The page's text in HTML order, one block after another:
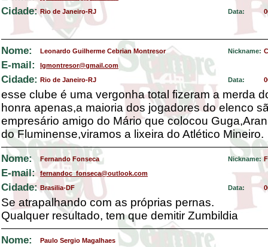
Cidade: Rio de Janeiro-RJ Data:
Nome: Leonardo Guilherme Cebrian Montresor Nickname:
E-mail: lgmontresor@gmail.com
Cidade: Rio de Janeiro-RJ Data:
esse clube é uma vergonha total fizeram a merda
honra apenas,a maioria dos jogadores do elenco
empresário amigo do Mário que colocou
do Fluminense,viramos a lixeira do Atlético Mineiro.
Nome: Fernando Fonseca Nickname:
E-mail: fernandoc_fonseca@outlook.com
Cidade: Brasilia-DF Data:
Se atrapalhando com as próprias pernas.
Qualquer resultado, tem que demitir Zumbildia
Nome: Paulo Sergio Magalhaes